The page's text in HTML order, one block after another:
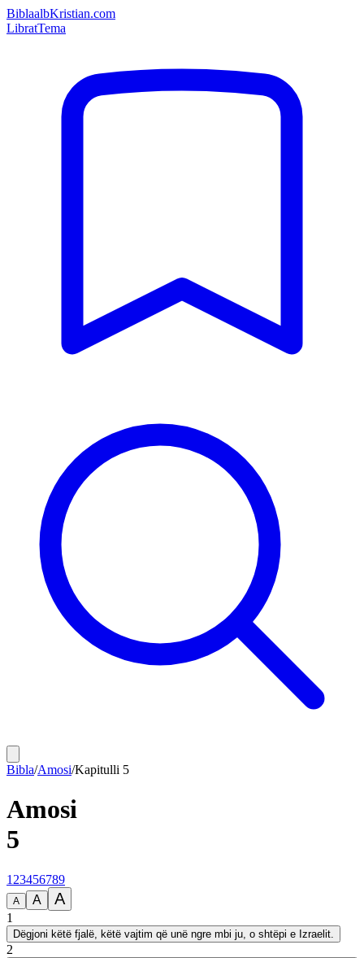
BiblaalbKristian.com
LibratTema
Bibla/Amosi/Kapitulli 5
Amosi
5
1 23456789
A A A
1
Dëgjoni këtë fjalë, këtë vajtim që unë ngre mbi ju, o shtëpi e Izraelit.
2